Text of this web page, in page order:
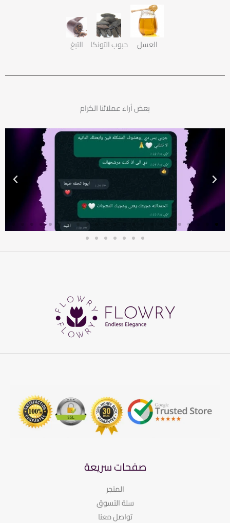
العسل حبوب التونكا التبغ
بعض أراء عملائنا الكرام
صفحات سريعة
المتجر
سلة التسوق
تواصل معنا